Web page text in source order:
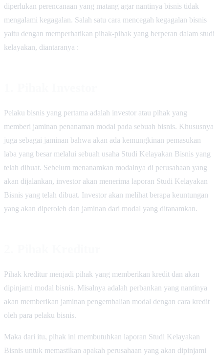
diperlukan perencanaan yang matang agar nantinya bisnis tidak
mengalami kegagalan. Salah satu cara mencegah kegagalan bisnis
yaitu dengan memperhatikan pihak-pihak yang berperan dalam studi
kelayakan, diantaranya :
Pelaku bisnis yang pertama adalah investor atau pihak yang
memberi jaminan penanaman modal pada sebuah bisnis. Khususnya
juga sebagai jaminan bahwa akan ada kemungkinan pemasukan
laba yang besar melalui sebuah usaha Studi Kelayakan Bisnis yang
telah dibuat. Sebelum menanamkan modalnya di perusahaan yang
akan dijalankan, investor akan menerima laporan Studi Kelayakan
Bisnis yang telah dibuat. Investor akan melihat berapa keuntungan
yang akan diperoleh dan jaminan dari modal yang ditanamkan.
Pihak kreditur menjadi pihak yang memberikan kredit dan akan
dipinjami modal bisnis. Misalnya adalah perbankan yang nantinya
akan memberikan jaminan pengembalian modal dengan cara kredit
oleh para pelaku bisnis.
Maka dari itu, pihak ini membutuhkan laporan Studi Kelayakan
Bisnis untuk memastikan apakah perusahaan yang akan dipinjami